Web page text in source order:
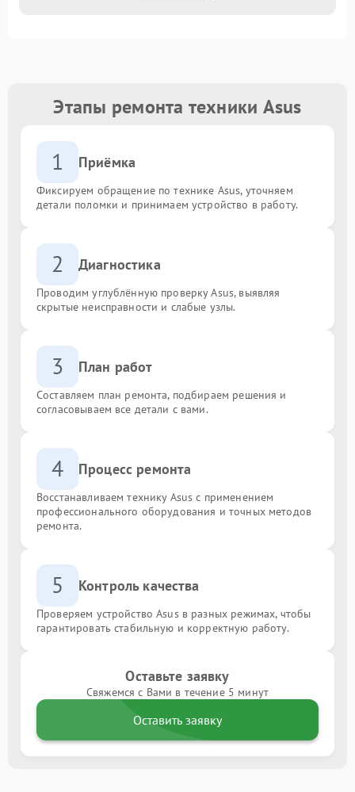
Этапы ремонта техники Asus
1 Приёмка
Фиксируем обращение по технике Asus, уточняем
детали поломки и принимаем устройство в работу.
2 Диагностика
Проводим углублённую проверку Asus, выявляя
скрытые неисправности и слабые узлы.
3 План работ
Составляем план ремонта, подбираем решения и
согласовываем все детали с вами.
4 Процесс ремонта
Восстанавливаем технику Asus с применением
профессионального оборудования и точных методов
ремонта.
5 Контроль качества
Проверяем устройство Asus в разных режимах, чтобы
гарантировать стабильную и корректную работу.
Оставьте заявку
Свяжемся с Вами в течение 5 минут
Оставить заявку